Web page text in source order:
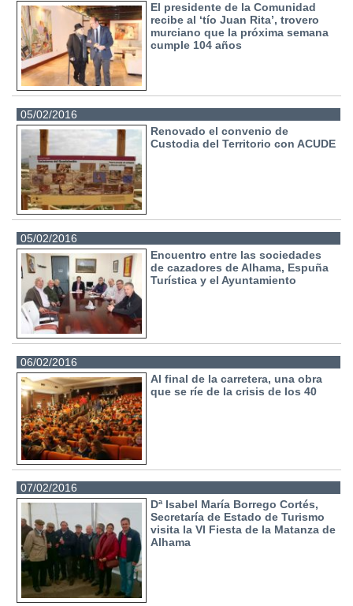
El presidente de la Comunidad
recibe al ‘tío Juan Rita’, trovero
murciano que la próxima semana
cumple 104 años
05/02/2016
Renovado el convenio de
Custodia del Territorio con ACUDE
05/02/2016
Encuentro entre las sociedades
de cazadores de Alhama, Espuña
Turística y el Ayuntamiento
06/02/2016
Al final de la carretera, una obra
que se ríe de la crisis de los 40
07/02/2016
Dª Isabel María Borrego Cortés,
Secretaría de Estado de Turismo
visita la VI Fiesta de la Matanza de
Alhama